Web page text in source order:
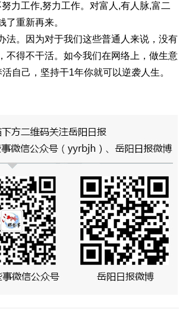
力工作,努力工作。对富人,有人脉,富二
重新再来。
法。因为对于我们这些普通人来说，没有
不得不干活。如今我们在网络上，做生意
自己，坚持干1年你就可以逆袭人生。